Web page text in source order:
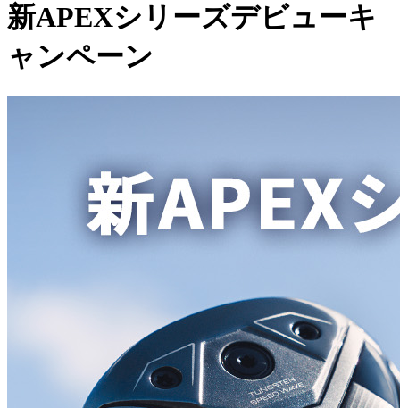
新APEXシリーズデビューキ
ャンペーン